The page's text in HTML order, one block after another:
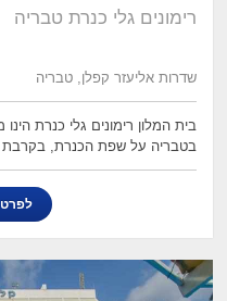
רימונים גלי כנרת טבריה
שדרות אליעזר קפלן, טבריה
בטבריה על שפת הכנרת,